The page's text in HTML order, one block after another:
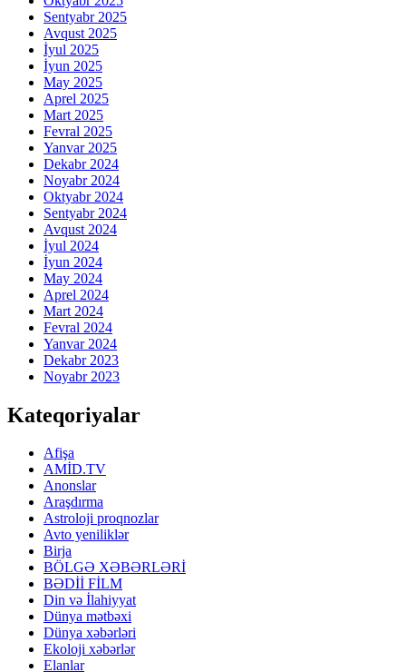
Sentyabr 2025
Avqust 2025
İyul 2025
İyun 2025
May 2025
Aprel 2025
Mart 2025
Fevral 2025
Yanvar 2025
Dekabr 2024
Noyabr 2024
Oktyabr 2024
Sentyabr 2024
Avqust 2024
İyul 2024
İyun 2024
May 2024
Aprel 2024
Mart 2024
Fevral 2024
Yanvar 2024
Dekabr 2023
Noyabr 2023
Kateqoriyalar
Afişa
AMİD.TV
Anonslar
Araşdırma
Astroloji proqnozlar
Avto yeniliklər
Birja
BÖLGƏ XƏBƏRLƏRİ
BƏDİİ FİLM
Din və İlahiyyat
Dünya mətbəxi
Dünya xəbərləri
Ekoloji xəbərlər
Elanlar